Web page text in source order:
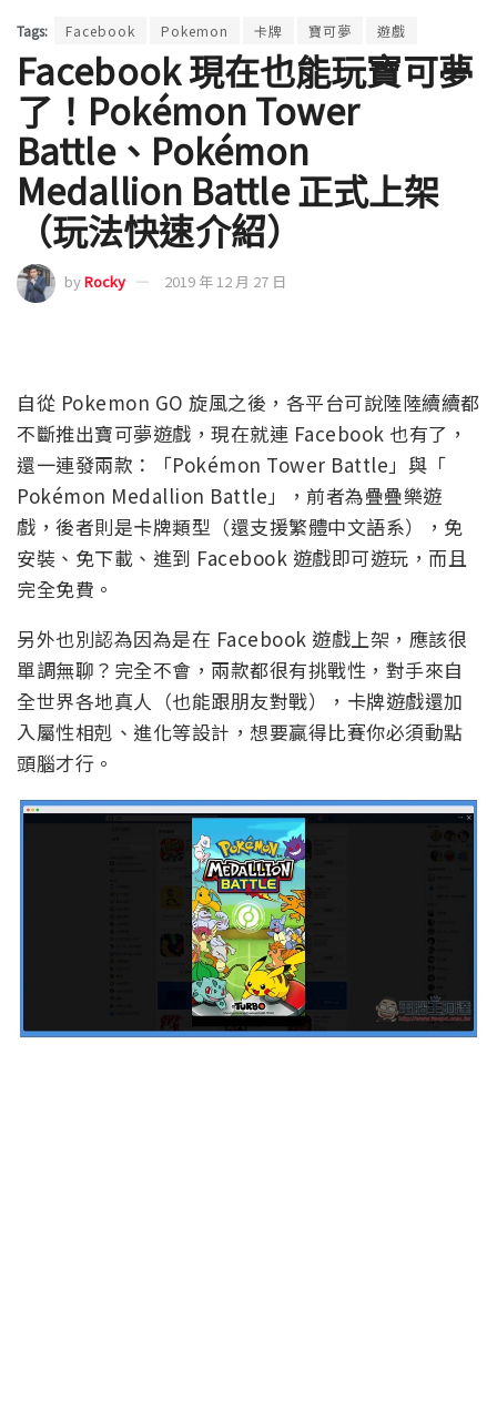
Tags: Facebook Pokemon 卡牌 寶可夢 遊戲
Facebook 現在也能玩寶可夢
了！Pokémon Tower
Battle、Pokémon
Medallion Battle 正式上架
（玩法快速介紹）
byRocky 2019 年 12 月 27 日
自從 Pokemon GO 旋風之後，各平台可說陸陸續續都
不斷推出寶可夢遊戲，現在就連 Facebook 也有了，
還一連發兩款：「Pokémon Tower Battle」與「
Pokémon Medallion Battle」，前者為疊疊樂遊
戲，後者則是卡牌類型（還支援繁體中文語系），免
安裝、免下載、進到 Facebook 遊戲即可遊玩，而且
完全免費。
另外也別認為因為是在 Facebook 遊戲上架，應該很
單調無聊？完全不會，兩款都很有挑戰性，對手來自
全世界各地真人（也能跟朋友對戰），卡牌遊戲還加
入屬性相剋、進化等設計，想要贏得比賽你必須動點
頭腦才行。